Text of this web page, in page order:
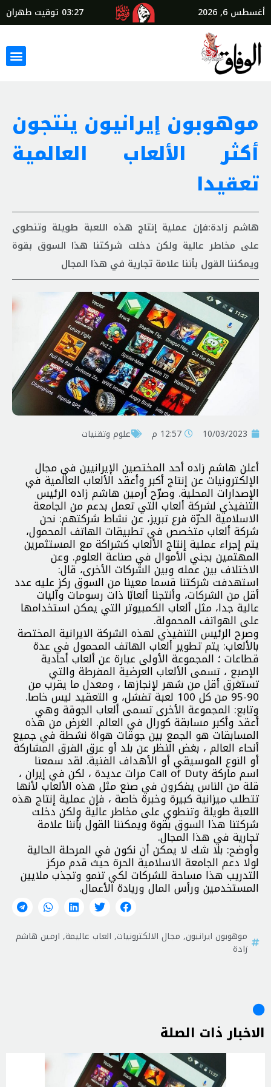
أغسطس 6, 2026 03:27 توقيت طهران
موهوبون إيرانيون ينتجون
أكثر الألعاب العالمية
تعقيدا
هاشم زادة:فإن عملية إنتاج هذه اللعبة طويلة وتنطوي
على مخاطر عالية ولكن دخلت شركتنا هذا السوق بقوة
ويمكننا القول بأننا علامة تجارية في هذا المجال
10/03/2023 12:57 م علوم وتقنيات
أعلن هاشم زاده أحد المختصين الإيرانيين في مجال
الإلكترونيات عن إنتاج أكبر وأعقد الألعاب العالمية في
الإصدارات المحلية. وصرّح أرمين هاشم زاده الرئيس
التنفيذي لشركة ألعاب التي تعمل بدعم من الجامعة
الاسلامية الحرّة فرع تبريز، عن نشاط شركتهم: نحن
شركة ألعاب متخصص في تطبيقات الهاتف المحمول،
يتم إجراء عملية إنتاج الألعاب كشراكة مع المستثمرين
المهتمين بجني الأموال في صناعة العلوم. وعن
الاختلاف بين عمله وبين الشركات الأخرى، قال:
استهدفت شركتنا قسما معينا من السوق ركز عليه عدد
أقل من الشركات، وأنتجنا ألعابًا ذات رسومات وآليات
عالية جدا، مثل ألعاب الكمبيوتر التي يمكن استخدامها
على الهواتف المحمولة.
وصرح الرئيس التنفيذي لهذه الشركة الايرانية المختصة
بالألعاب: يتم تطوير ألعاب الهاتف المحمول في عدة
قطاعات ؛ المجموعة الأولى عبارة عن ألعاب أحادية
الإصبع ، تسمى الألعاب العرضية المفرطة والتي
تستغرق أقل من شهر لإنجازها ، ومعدل ما يقرب من
90-95 من كل 100 لعبة تفشل، و التعقيد ليس خاصا.
وتابع: المجموعة الأخرى تسمى ألعاب الجوقة وهي
أعقد وأكبر مسابقة كورال في العالم. الغرض من هذه
المسابقات هو الجمع بين جوقات هواة نشطة في جميع
أنحاء العالم ، بغض النظر عن بلد أو عرق الفرق المشاركة
أو النوع الموسيقي أو الأهداف الفنية. لقد سمعنا
اسم ماركة Call of Duty مرات عديدة ، لكن في إيران ،
قلة من الناس يفكرون في صنع مثل هذه الألعاب لأنها
تتطلب ميزانية كبيرة وخبرة خاصة ، فإن عملية إنتاج هذه
اللعبة طويلة وتنطوي على مخاطر عالية ولكن دخلت
شركتنا هذا السوق بقوة ويمكننا القول بأننا علامة
تجارية في هذا المجال.
وأوضح: بلا شك لا يمكن أن نكون في المرحلة الحالية
لولا دعم الجامعة الاسلامية الحرة حيث قدم مركز
التدريب هذا مساحة للشركات لكي تنمو وتجذب ملايين
المستخدمين ورأس المال وريادة الأعمال.
موهوبون ايرانيون, مجال الالكترونيات, العاب عاليمة, ارمين هاشم
زادة
الاخبار ذات الصلة